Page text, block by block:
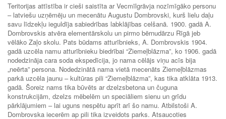
Teritorijas attīstība ir cieši saistīta ar Vecmīlgrāvja nozīmīgāko personu
– latviešu uzņēmēju un mecenātu Augustu Dombrovski, kurš lielu daļu
savu līdzekļu ieguldīja sabiedrības labklājības celšanā. 1900. gadā A.
Dombrovskis atvēra elementārskolu un pirmo bērnudārzu Rīgā jeb
vēlāko Zaļo skolu. Pats būdams atturībnieks, A. Dombrovskis 1904.
gadā uzcēla namu atturībnieku biedrībai “Ziemeļblāzma”, ko 1906. gadā
nodedzināja cara soda ekspedīcija, jo nama cēlājs viņu acīs bija
„neērta” persona. Nodedzinātā nama vietā mecenāts Ziemeļblāzmas
parkā uzcēla jaunu – kultūras pili “Ziemeļblāzma”, kas tika atklāta 1913.
gadā. Šoreiz nams tika būvēts ar dzelzsbetona un čuguna
konstrukcijām, dzelzs mēbelēm un speciāliem sienu un grīdu
pārklājumiem – lai uguns nespētu aprīt arī šo namu. Atbilstoši A.
Dombrovska iecerēm ap pili tika izveidots parks. Atsaucoties